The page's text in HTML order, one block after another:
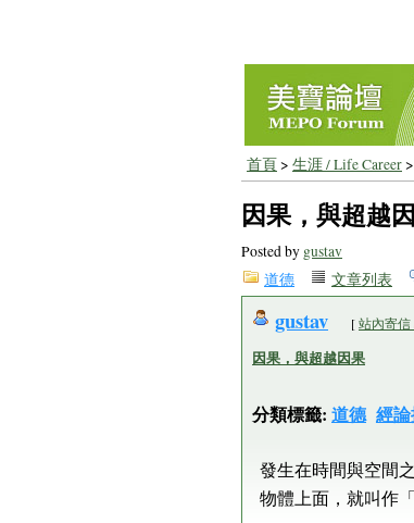
首頁> 生涯 / Life Career>
因果，與超越
Posted by gustav
道德
文章列表
gustav [站內寄信
因果，與超越因果
分類標籤: 道德 經
發生在時間與空間
物體上面，就叫作